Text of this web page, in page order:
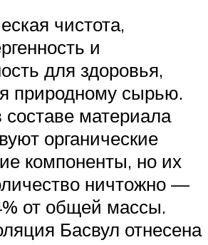
чистота,
и
для здоровья,
природному сырью.
материала
органические
компоненты, но их
ничтожно —
от общей массы.
Басвул отнесена